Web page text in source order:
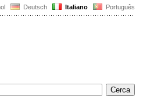
Deutsch Italiano Português